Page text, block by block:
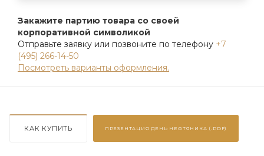
Закажите партию товара со своей
корпоративной символикой
Отправьте заявку или позвоните по телефону +7
(495) 266-14-50
Посмотреть варианты оформления.
КАК КУПИТЬ ПРЕЗЕНТАЦИЯ ДЕНЬ НЕФТЯНИКА (.PDF)